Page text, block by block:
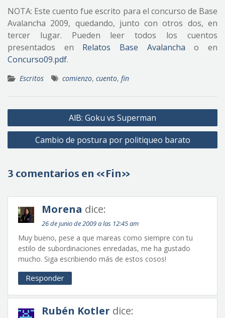
NOTA: Este cuento fue escrito para el concurso de Base
Avalancha 2009, quedando, junto con otros dos, en
tercer lugar. Pueden leer todos los cuentos
presentados en Relatos Base Avalancha o en
Concurso09.pdf.
Escritos comienzo, cuento, fin
Navegación
de
entradas
AlB: Goku vs Superman
Cambio de postura por politiqueo barato
3 comentarios en «Fin»
Morena dice:
26 de junio de 2009 a las 12:45 am
Muy bueno, pese a que mareas como siempre con tu
estilo de subordinaciones enredadas, me ha gustado
mucho. Siga escribiendo más de estos cosos!
Responder
Rubén Kotler dice: